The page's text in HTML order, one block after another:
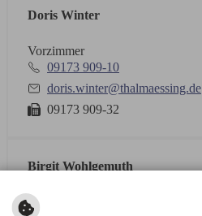
Doris Winter
Vorzimmer
09173 909-10
doris.winter@thalmaessing.de
09173 909-32
Birgit Wohlgemuth
Mitarbeiterin Bauverwaltung